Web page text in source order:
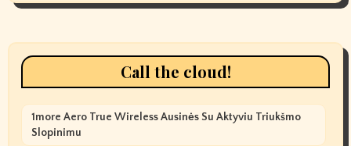
Call the cloud!
1more Aero True Wireless Ausinės Su Aktyviu Triukšmo
Slopinimu